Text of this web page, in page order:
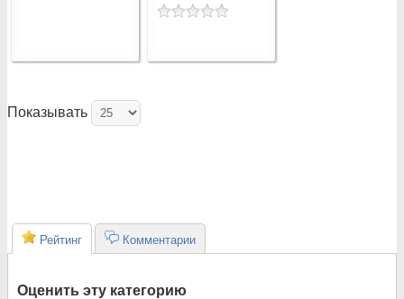
Показывать
Рейтинг Комментарии
Оценить эту категорию